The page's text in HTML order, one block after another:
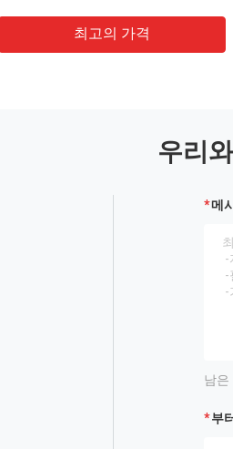
최고의 가격
우리
메
남은
부